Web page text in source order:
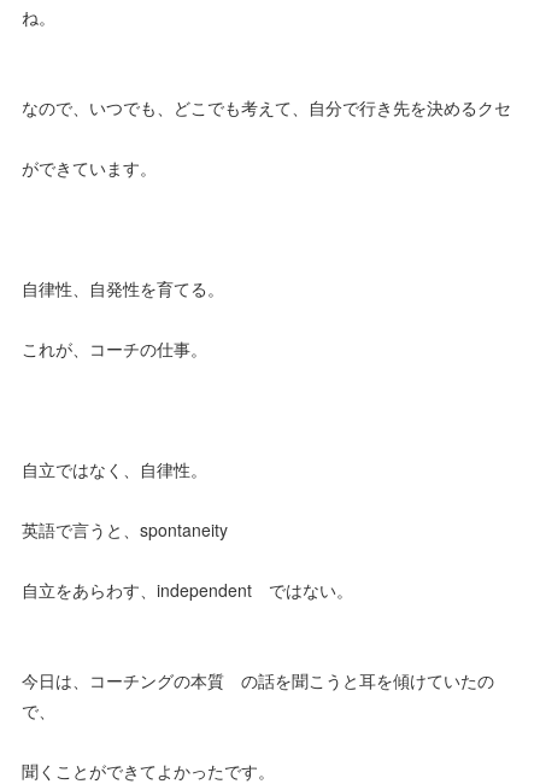
ね。
なので、いつでも、どこでも考えて、自分で行き先を決めるクセ
ができています。
自律性、自発性を育てる。
これが、コーチの仕事。
自立ではなく、自律性。
英語で言うと、spontaneity
自立をあらわす、independent ではない。
今日は、コーチングの本質 の話を聞こうと耳を傾けていたの
で、
聞くことができてよかったです。